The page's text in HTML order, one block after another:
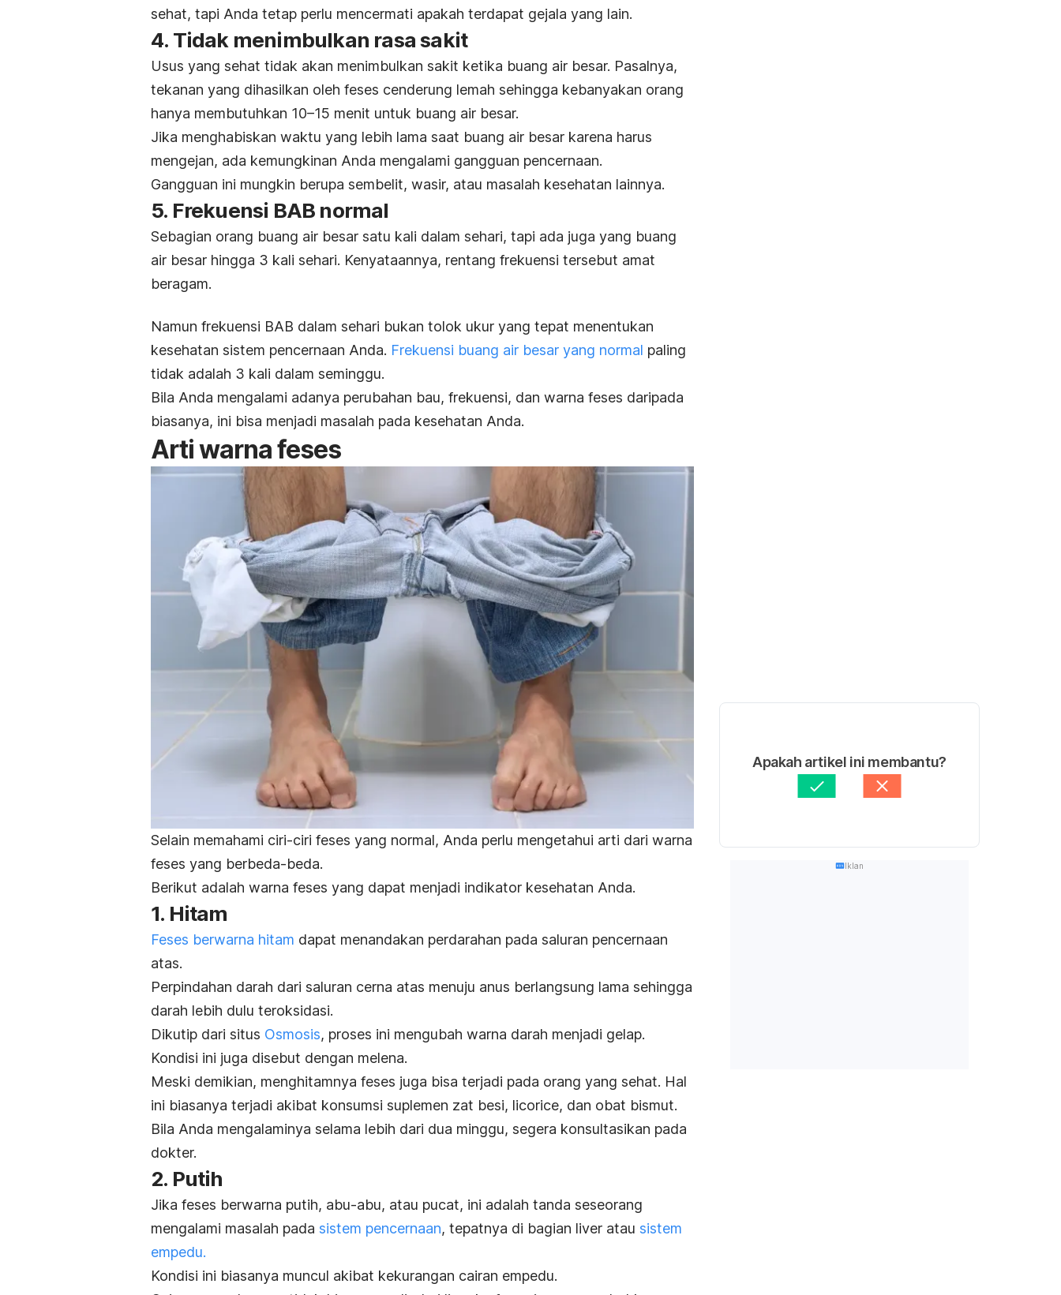
sehat, tapi Anda tetap perlu mencermati apakah terdapat gejala yang lain.
4. Tidak menimbulkan rasa sakit
Usus yang sehat tidak akan menimbulkan sakit ketika buang air besar. Pasalnya,
tekanan yang dihasilkan oleh feses cenderung lemah sehingga kebanyakan orang
hanya membutuhkan 10–15 menit untuk buang air besar.
Jika menghabiskan waktu yang lebih lama saat buang air besar karena harus
mengejan, ada kemungkinan Anda mengalami gangguan pencernaan.
Gangguan ini mungkin berupa sembelit, wasir, atau masalah kesehatan lainnya.
5. Frekuensi BAB normal
Sebagian orang buang air besar satu kali dalam sehari, tapi ada juga yang buang
air besar hingga 3 kali sehari. Kenyataannya, rentang frekuensi tersebut amat
beragam.
Namun frekuensi BAB dalam sehari bukan tolok ukur yang tepat menentukan
kesehatan sistem pencernaan Anda. Frekuensi buang air besar yang normal paling
tidak adalah 3 kali dalam seminggu.
Bila Anda mengalami adanya perubahan bau, frekuensi, dan warna feses daripada
biasanya, ini bisa menjadi masalah pada kesehatan Anda.
Arti warna feses
Selain memahami ciri-ciri feses yang normal, Anda perlu mengetahui arti dari warna
feses yang berbeda-beda.
Berikut adalah warna feses yang dapat menjadi indikator kesehatan Anda.
1. Hitam
Feses berwarna hitam dapat menandakan perdarahan pada saluran pencernaan
atas.
Perpindahan darah dari saluran cerna atas menuju anus berlangsung lama sehingga
darah lebih dulu teroksidasi.
Dikutip dari situs Osmosis, proses ini mengubah warna darah menjadi gelap.
Kondisi ini juga disebut dengan melena.
Meski demikian, menghitamnya feses juga bisa terjadi pada orang yang sehat. Hal
ini biasanya terjadi akibat konsumsi suplemen zat besi, licorice, dan obat bismut.
Bila Anda mengalaminya selama lebih dari dua minggu, segera konsultasikan pada
dokter.
2. Putih
Jika feses berwarna putih, abu-abu, atau pucat, ini adalah tanda seseorang
mengalami masalah pada sistem pencernaan, tepatnya di bagian liver atau sistem
empedu.
Kondisi ini biasanya muncul akibat kekurangan cairan empedu.
Apakah artikel ini membantu?
Iklan